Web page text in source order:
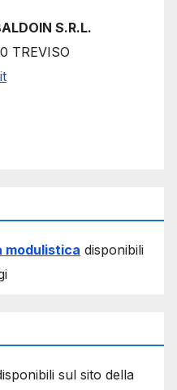
S.R.L.
TREVISO
modulistica disponibili
sul sito della